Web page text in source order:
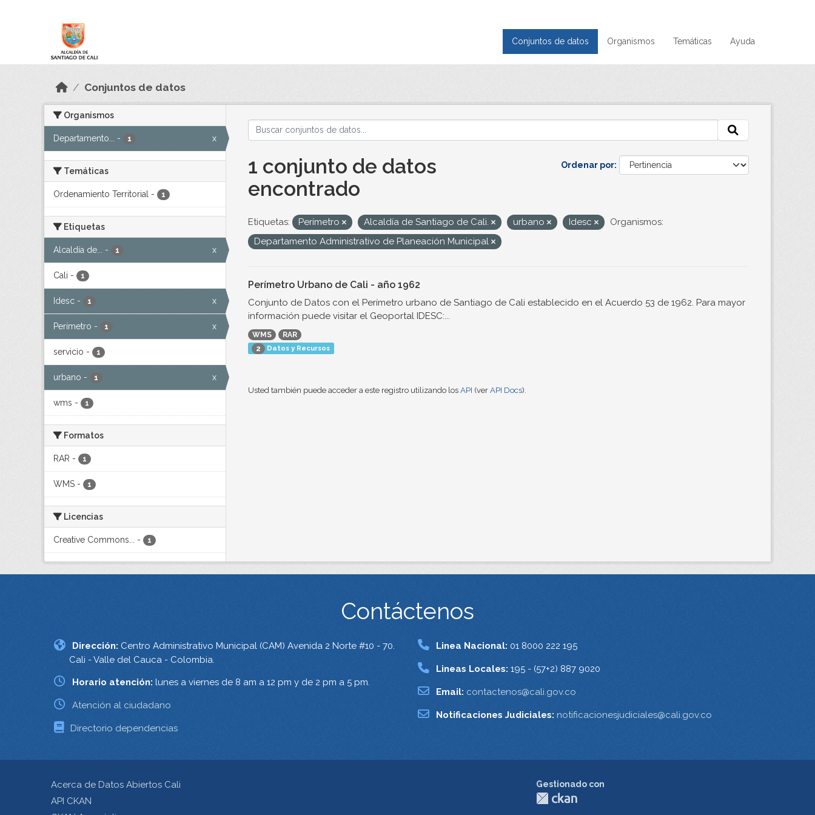
Conjuntos de datos Organismos Temáticas Ayuda
Conjuntos de datos
Organismos
Departamento... - 1 x
Temáticas
Ordenamiento Territorial - 1
Etiquetas
Alcaldía de... - 1 x
Cali - 1
Idesc - 1 x
Perímetro - 1 x
servicio - 1
urbano - 1 x
wms - 1
Formatos
RAR - 1
WMS - 1
Licencias
Creative Commons... - 1
Ordenar por
1 conjunto de datos
encontrado
Etiquetas: Perímetro Alcaldía de Santiago de Cali. urbano Idesc
Organismos:
Departamento Administrativo de Planeación Municipal
Perímetro Urbano de Cali - año 1962
Conjunto de Datos con el Perímetro urbano de Santiago de Cali establecido en el Acuerdo 53 de 1962. Para mayor
información puede visitar el Geoportal IDESC:...
WMS
RAR
2
Datos y Recursos
Usted también puede acceder a este registro utilizando los API (ver API Docs).
Contáctenos
Dirección: Centro Administrativo Municipal (CAM) Avenida 2 Norte #10 - 70.
Cali - Valle del Cauca - Colombia.
Horario atención: lunes a viernes de 8 am a 12 pm y de 2 pm a 5 pm.
Atención al ciudadano
Directorio dependencias
Linea Nacional: 01 8000 222 195
Lineas Locales: 195 - (57+2) 887 9020
Email: contactenos@cali.gov.co
Notificaciones Judiciales: notificacionesjudiciales@cali.gov.co
Acerca de Datos Abiertos Cali
API CKAN
Gestionado con